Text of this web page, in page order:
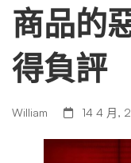
上
針
對
商品的
得負評
William 14 4 月,